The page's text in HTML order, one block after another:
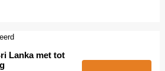
Lanka met tot